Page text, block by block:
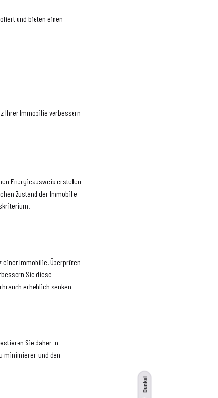
Dunkel
und bieten einen
Ihrer Immobilie verbessern
Energieausweis erstellen
Zustand der Immobilie
einer Immobilie. Überprüfen
Sie diese
erheblich senken.
Sie daher in
minimieren und den